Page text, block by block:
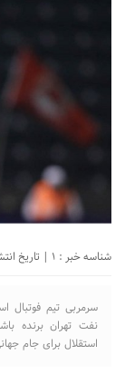
شناسه خبر : 1 | تاریخ انتشار : 29 مارس 2018 - 19:12 |
سرمربی تیم فوتبال
نفت تهران برنده
استقلال برای جام